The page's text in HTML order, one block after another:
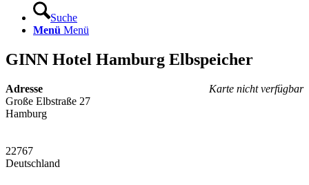
Suche
Menü Menü
GINN Hotel Hamburg Elbspeicher
Karte nicht verfügbar
Adresse
Große Elbstraße 27
Hamburg
22767
Deutschland